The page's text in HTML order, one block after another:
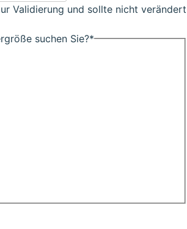
Validierung und sollte nicht verändert
suchen Sie?*